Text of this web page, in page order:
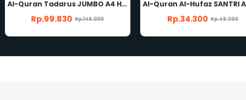
Al-Quran Tadarus JUMBO A4 HC Khusus Lansia Rasm Utsmani Nonterjemah Mushaf Al-Qur'an Tadarrus Tilawah Waqaf & Ibtida' Tajwid Warna Orang Tua Penerbit Cordoba
Rp.99.830 Rp.149.000 Rp.34.300 Rp.49.000